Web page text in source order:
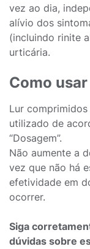
vez ao dia,
alívio dos
(incluindo rinite
urticária.
Como usar
Lur
utilizado de
“Dosagem”.
Não aumente a
vez que não há
efetividade em
ocorrer.
Siga
dúvidas sobre